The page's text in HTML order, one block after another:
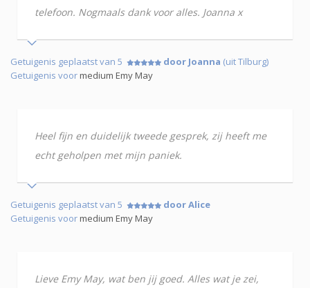
telefoon. Nogmaals dank voor alles. Joanna x
Getuigenis geplaatst van 5 door Joanna (uit Tilburg)
Getuigenis voormedium Emy May
Heel fijn en duidelijk tweede gesprek, zij heeft me
echt geholpen met mijn paniek.
Getuigenis geplaatst van 5
door Alice
Getuigenis voormedium Emy May
Lieve Emy May, wat ben jij goed. Alles wat je zei,